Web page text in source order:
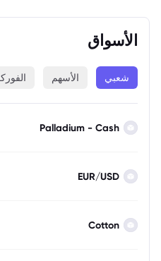
الأسواق
شعبي الأسهم
Palladium - Cash
EUR/USD
Cotton